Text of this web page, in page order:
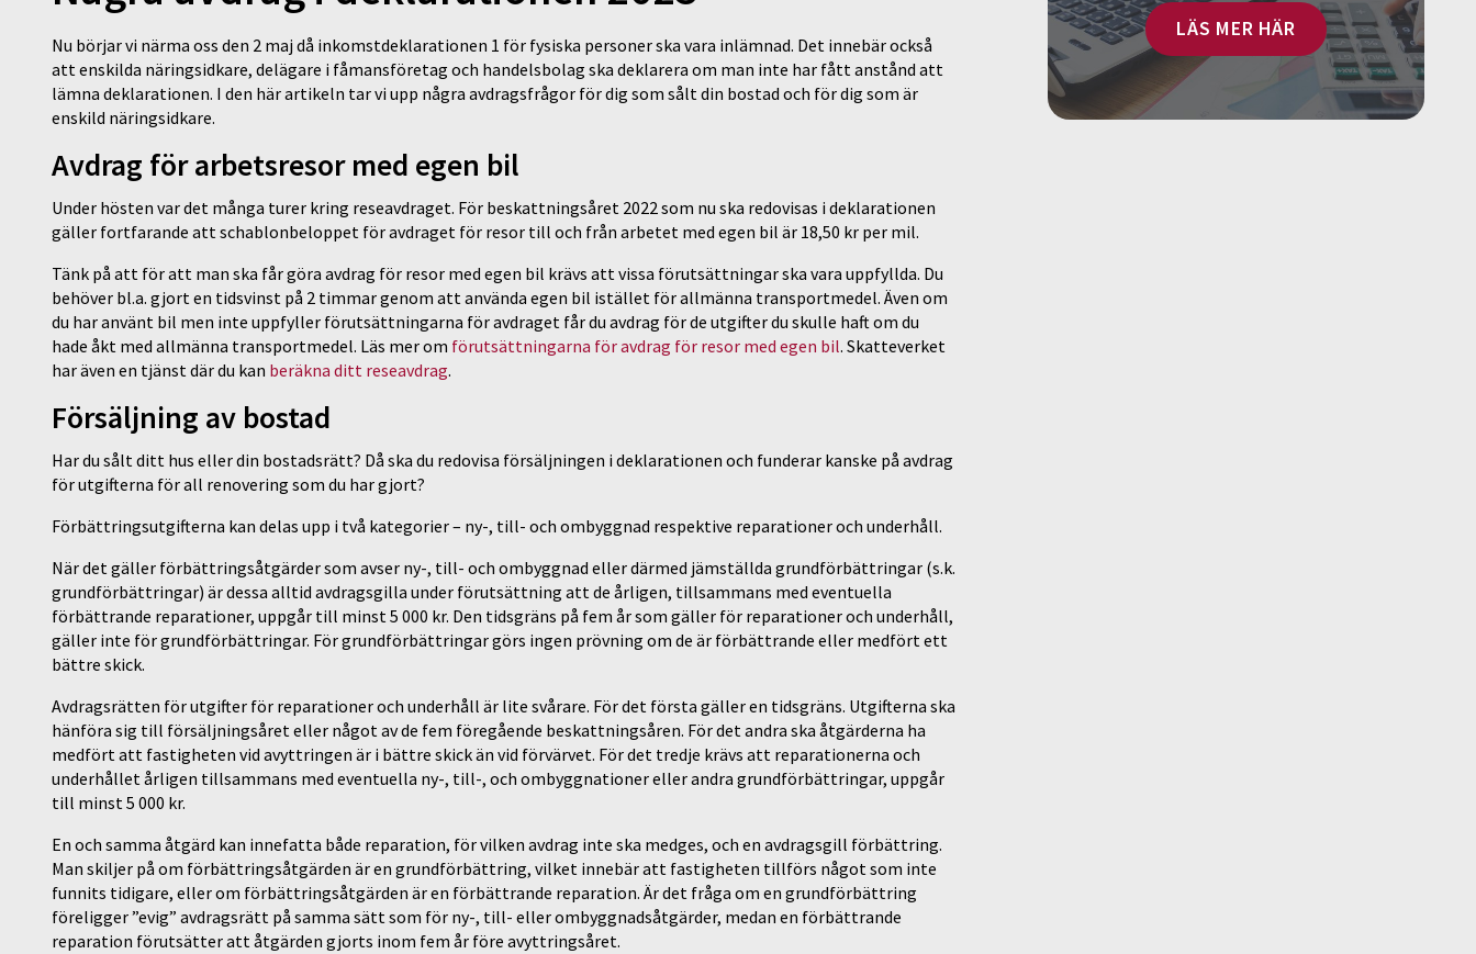
Nu börjar vi närma oss den 2 maj då inkomstdeklarationen 1 för fysiska personer ska vara inlämnad. Det innebär också
att enskilda näringsidkare, delägare i fåmansföretag och handelsbolag ska deklarera om man inte har fått anstånd att
lämna deklarationen. I den här artikeln tar vi upp några avdragsfrågor för dig som sålt din bostad och för dig som är
enskild näringsidkare.
Avdrag för arbetsresor med egen bil
Under hösten var det många turer kring reseavdraget. För beskattningsåret 2022 som nu ska redovisas i deklarationen
gäller fortfarande att schablonbeloppet för avdraget för resor till och från arbetet med egen bil är 18,50 kr per mil.
Tänk på att för att man ska får göra avdrag för resor med egen bil krävs att vissa förutsättningar ska vara uppfyllda. Du
behöver bl.a. gjort en tidsvinst på 2 timmar genom att använda egen bil istället för allmänna transportmedel. Även om
du har använt bil men inte uppfyller förutsättningarna för avdraget får du avdrag för de utgifter du skulle haft om du
hade åkt med allmänna transportmedel. Läs mer om förutsättningarna för avdrag för resor med egen bil. Skatteverket
har även en tjänst där du kan beräkna ditt reseavdrag.
Försäljning av bostad
Har du sålt ditt hus eller din bostadsrätt? Då ska du redovisa försäljningen i deklarationen och funderar kanske på avdrag
för utgifterna för all renovering som du har gjort?
Förbättringsutgifterna kan delas upp i två kategorier – ny-, till- och ombyggnad respektive reparationer och underhåll.
När det gäller förbättringsåtgärder som avser ny-, till- och ombyggnad eller därmed jämställda grundförbättringar (s.k.
grundförbättringar) är dessa alltid avdragsgilla under förutsättning att de årligen, tillsammans med eventuella
förbättrande reparationer, uppgår till minst 5 000 kr. Den tidsgräns på fem år som gäller för reparationer och underhåll,
gäller inte för grundförbättringar. För grundförbättringar görs ingen prövning om de är förbättrande eller medfört ett
bättre skick.
Avdragsrätten för utgifter för reparationer och underhåll är lite svårare. För det första gäller en tidsgräns. Utgifterna ska
hänföra sig till försäljningsåret eller något av de fem föregående beskattningsåren. För det andra ska åtgärderna ha
medfört att fastigheten vid avyttringen är i bättre skick än vid förvärvet. För det tredje krävs att reparationerna och
underhållet årligen tillsammans med eventuella ny-, till-, och ombyggnationer eller andra grundförbättringar, uppgår
till minst 5 000 kr.
En och samma åtgärd kan innefatta både reparation, för vilken avdrag inte ska medges, och en avdragsgill förbättring.
Man skiljer på om förbättringsåtgärden är en grundförbättring, vilket innebär att fastigheten tillförs något som inte
funnits tidigare, eller om förbättringsåtgärden är en förbättrande reparation. Är det fråga om en grundförbättring
föreligger ”evig” avdragsrätt på samma sätt som för ny-, till- eller ombyggnadsåtgärder, medan en förbättrande
reparation förutsätter att åtgärden gjorts inom fem år före avyttringsåret.
LÄS MER HÄR